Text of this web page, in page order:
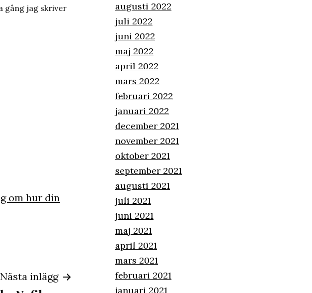
gång jag skriver
om hur din
Nästa inlägg
augusti 2022
juli 2022
juni 2022
maj 2022
april 2022
mars 2022
februari 2022
januari 2022
december 2021
november 2021
oktober 2021
september 2021
augusti 2021
juli 2021
juni 2021
maj 2021
april 2021
mars 2021
februari 2021
januari 2021